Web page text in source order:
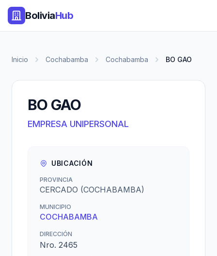
BoliviaHub
Inicio Cochabamba Cochabamba BO GAO
BO GAO
EMPRESA UNIPERSONAL
UBICACIÓN
PROVINCIA
CERCADO (COCHABAMBA)
MUNICIPIO
COCHABAMBA
DIRECCIÓN
Nro. 2465